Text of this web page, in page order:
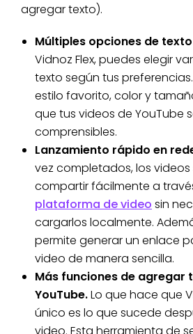
agregar texto).
Múltiples opciones de
Vidnoz Flex, puedes elegir
texto según tus
estilo favorito, color y
que tus videos de YouTube
comprensibles.
Lanzamiento rápido en
vez completados, los
compartir fácilmente a
plataforma de video sin
cargarlos localmente.
permite generar un enlace
video de manera sencilla.
Más funciones de agregar
YouTube.Lo que hace que
único es lo que sucede
video. Esta herramienta de